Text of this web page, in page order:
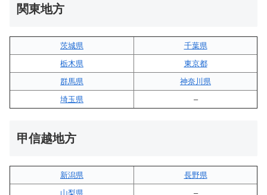
関東地方
茨城県
千葉県
栃木県
東京都
群馬県
神奈川県
埼玉県
–
甲信越地方
新潟県
長野県
山梨県
–